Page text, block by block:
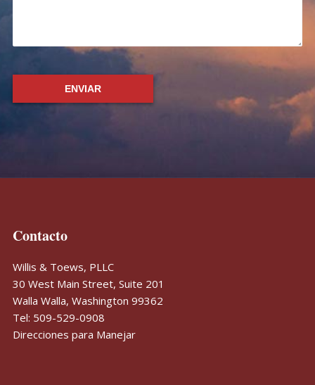
Contacto
Willis & Toews, PLLC
30 West Main Street, Suite 201
Walla Walla, Washington 99362
Tel: 509-529-0908
Direcciones para Manejar